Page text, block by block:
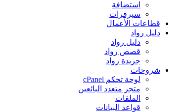
استضافة
سيرفرات
قطاعات الأعمال
دليل رواد
دليل رواد
قصص رواد
جريدة رواد
شروحات
لوحة تحكم cPanel
متجر متعدد البائعين
الملفات
قواعد البيانات